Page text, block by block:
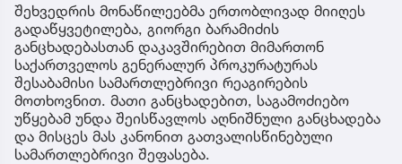
შეხვედრის მონაწილეებმა ერთობლივად მიიღეს
გადაწყვეტილება, გიორგი ბარამიძის
განცხადებასთან დაკავშირებით მიმართონ
საქართველოს გენერალურ პროკურატურას
შესაბამისი სამართლებრივი რეაგირების
მოთხოვნით. მათი განცხადებით, საგამოძიებო
უწყებამ უნდა შეისწავლოს აღნიშნული განცხადება
და მისცეს მას კანონით გათვალისწინებული
სამართლებრივი შეფასება.